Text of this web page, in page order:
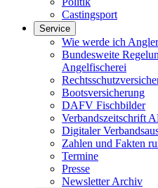
Castingsport
Service
Wie werde ich
Bundesweite
Angelfischerei
Bootsversicherung
DAFV Fischbilder
Verbandszeitschrift
Digitaler
Zahlen und Fakten
Termine
Presse
Newsletter Archiv